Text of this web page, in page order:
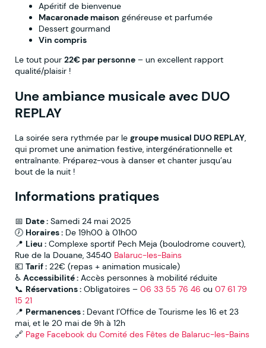
Apéritif de bienvenue
Macaronade maison généreuse et parfumée
Dessert gourmand
Vin compris
Le tout pour 22€ par personne – un excellent rapport
qualité/plaisir !
Une ambiance musicale avec DUO
REPLAY
La soirée sera rythmée par le groupe musical DUO REPLAY,
qui promet une animation festive, intergénérationnelle et
entraînante. Préparez-vous à danser et chanter jusqu’au
bout de la nuit !
Informations pratiques
📅 Date : Samedi 24 mai 2025
🕖 Horaires : De 19h00 à 01h00
📍 Lieu : Complexe sportif Pech Meja (boulodrome couvert),
Rue de la Douane, 34540 Balaruc-les-Bains
💶 Tarif : 22€ (repas + animation musicale)
♿ Accessibilité : Accès personnes à mobilité réduite
📞 Réservations : Obligatoires – 06 33 55 76 46 ou 07 61 79
15 21
📍 Permanences : Devant l’Office de Tourisme les 16 et 23
mai, et le 20 mai de 9h à 12h
🔗 Page Facebook du Comité des Fêtes de Balaruc-les-Bains